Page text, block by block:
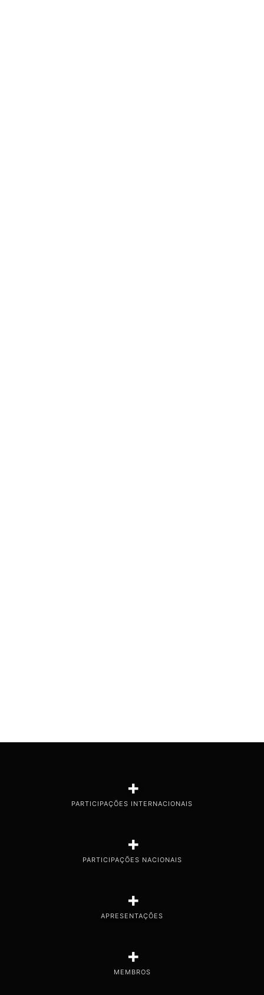
PARTICIPAÇÕES INTERNACIONAIS
+
PARTICIPAÇÕES NACIONAIS
+
APRESENTAÇÕES
+
MEMBROS
+